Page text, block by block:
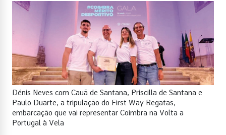
Dénis Neves com Cauã de Santana, Priscilla de Santana e
Paulo Duarte, a tripulação do First Way Regatas,
embarcação que vai representar Coimbra na Volta a
Portugal à Vela